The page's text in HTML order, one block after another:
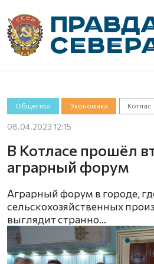
Общество Экономика Котлас
08.04.2023 12:15
В Котласе прошёл
аграрный форум
Аграрный форум в городе,
сельскохозяйственных
выглядит странно…